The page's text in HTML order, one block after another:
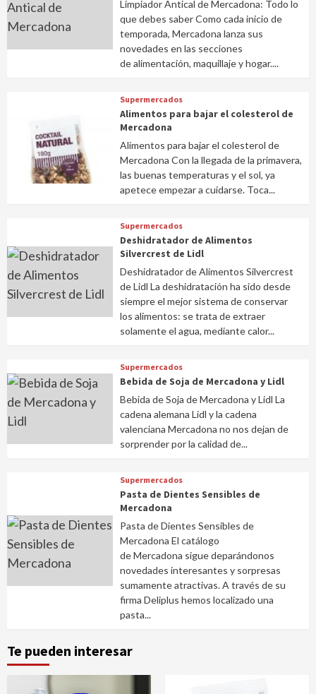
Limpiador Antical de Mercadona: Todo lo
que debes saber Como cada inicio de
temporada, Mercadona lanza sus
novedades en las secciones
de alimentación, maquillaje y hogar....
Supermercados
Alimentos para bajar el colesterol de
Mercadona
Alimentos para bajar el colesterol de
Mercadona Con la llegada de la primavera,
las buenas temperaturas y el sol, ya
apetece empezar a cuidarse. Toca...
Supermercados
Deshidratador de Alimentos
Silvercrest de Lidl
Deshidratador de Alimentos Silvercrest
de Lidl La deshidratación ha sido desde
siempre el mejor sistema de conservar
los alimentos: se trata de extraer
solamente el agua, mediante calor...
Supermercados
Bebida de Soja de Mercadona y Lidl
Bebida de Soja de Mercadona y Lidl La
cadena alemana Lidl y la cadena
valenciana Mercadona no nos dejan de
sorprender por la calidad de...
Supermercados
Pasta de Dientes Sensibles de
Mercadona
Pasta de Dientes Sensibles de
Mercadona El catálogo
de Mercadona sigue deparándonos
novedades interesantes y sorpresas
sumamente atractivas. A través de su
firma Deliplus hemos localizado una
pasta...
Te pueden interesar